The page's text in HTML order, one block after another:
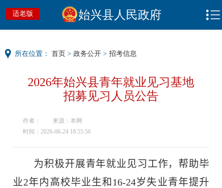
适老版 始兴县人民政府
所在位置： 首页 > 政务公开 > 招考信息
2026年始兴县青年就业见习基地
招募见习人员公告
作者：
来源：本网
时间：2026-06-24 18:55:56
为积极开展青年就业见习工作，帮助毕
业2年内高校毕业生和 16-24岁失业青年提升